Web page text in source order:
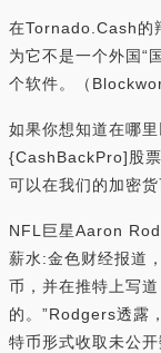
在Tornado.Cash的
为它不是一个外国“
个软件。（
如果你想知道在哪
{CashBackPro]股
可以在我们的加密
NFL巨星Aaron
薪水:金色财经报道
币，并在推特上写
的。”Rodgers透露
特币形式收取未公